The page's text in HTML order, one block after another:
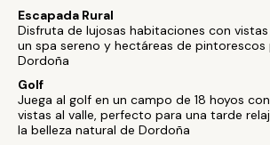
Escapada Rural
Disfruta de lujosas habitaciones con
un spa sereno y hectáreas de pintorescos
Dordoña
Golf
Juega al golf en un campo de 18 hoyos
vistas al valle, perfecto para una tarde
la belleza natural de Dordoña